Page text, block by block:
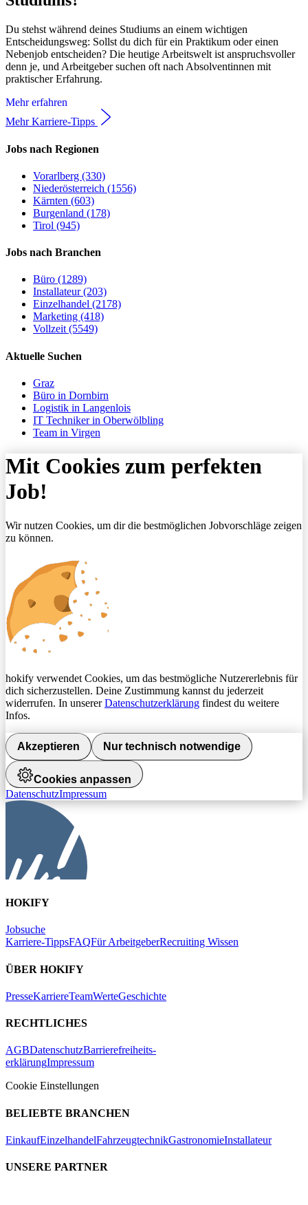
Du stehst während deines Studiums an einem wichtigen
Entscheidungsweg: Sollst du dich für ein Praktikum oder einen
Nebenjob entscheiden? Die heutige Arbeitswelt ist anspruchsvoller
denn je, und Arbeitgeber suchen oft nach Absolventinnen mit
praktischer Erfahrung.
Mehr erfahren
Mehr Karriere-Tipps
Jobs nach Regionen
Vorarlberg (330)
Niederösterreich (1556)
Kärnten (603)
Burgenland (178)
Tirol (945)
Jobs nach Branchen
Büro (1289)
Installateur (203)
Einzelhandel (2178)
Marketing (418)
Vollzeit (5549)
Aktuelle Suchen
Graz
Büro in Dornbirn
Logistik in Langenlois
IT Techniker in Oberwölbling
Team in Virgen
Mit Cookies zum perfekten
Job!
Wir nutzen Cookies, um dir die bestmöglichen Jobvorschläge zeigen
zu können.
hokify verwendet Cookies, um das bestmögliche Nutzererlebnis für
dich sicherzustellen. Deine Zustimmung kannst du jederzeit
widerrufen. In unsererDatenschutzerklärung findest du weitere
Infos.
Akzeptieren Nur technisch notwendige
Cookies anpassen
DatenschutzImpressum
HOKIFY
Jobsuche
Karriere-TippsFAQFür ArbeitgeberRecruiting Wissen
ÜBER HOKIFY
PresseKarriereTeamWerteGeschichte
RECHTLICHES
AGBDatenschutzBarrierefreiheits-
erklärungImpressum
Cookie Einstellungen
BELIEBTE BRANCHEN
EinkaufEinzelhandelFahrzeugtechnikGastronomieInstallateur
UNSERE PARTNER